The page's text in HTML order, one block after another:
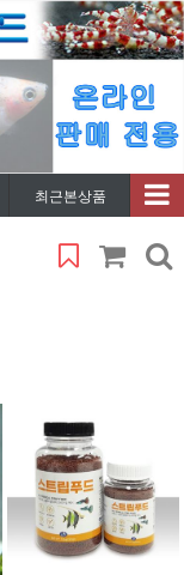
최근본상품